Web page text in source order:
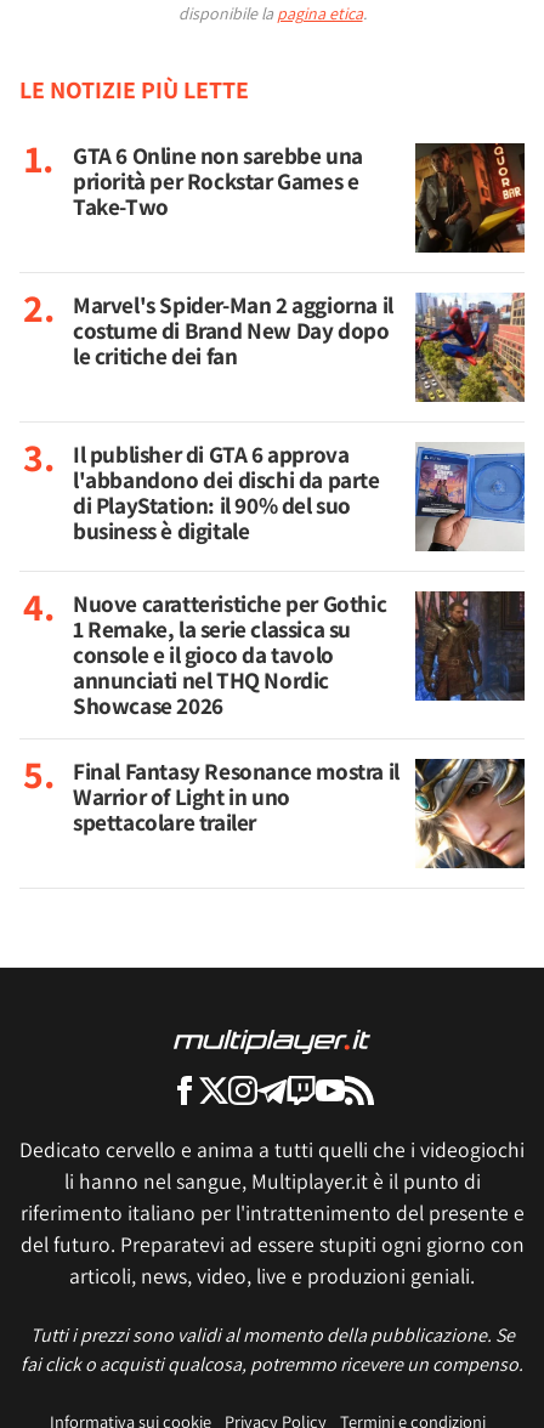
disponibile la pagina etica.
LE NOTIZIE PIÙ LETTE
GTA 6 Online non sarebbe una
priorità per Rockstar Games e
Take-Two
Marvel's Spider-Man 2 aggiorna il
costume di Brand New Day dopo
le critiche dei fan
Il publisher di GTA 6 approva
l'abbandono dei dischi da parte
di PlayStation: il 90% del suo
business è digitale
Nuove caratteristiche per Gothic
1 Remake, la serie classica su
console e il gioco da tavolo
annunciati nel THQ Nordic
Showcase 2026
Final Fantasy Resonance mostra il
Warrior of Light in uno
spettacolare trailer
Dedicato cervello e anima a tutti quelli che i videogiochi
li hanno nel sangue, Multiplayer.it è il punto di
riferimento italiano per l'intrattenimento del presente e
del futuro. Preparatevi ad essere stupiti ogni giorno con
articoli, news, video, live e produzioni geniali.
Tutti i prezzi sono validi al momento della pubblicazione. Se
fai click o acquisti qualcosa, potremmo ricevere un compenso.
Informativa sui cookie Privacy Policy Termini e condizioni